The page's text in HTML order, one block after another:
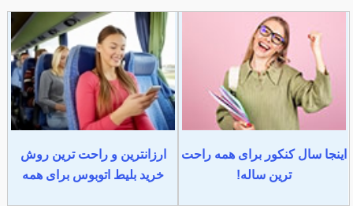
اینجا سال کنکور برای همه راحت
ترین ساله!
ارزانترین و راحت ترین روش
خرید بلیط اتوبوس برای همه